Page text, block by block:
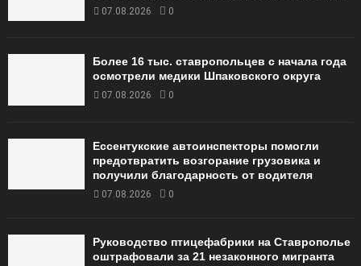
07.08.2026 0
Более 16 тыс. ставропольцев с начала года
осмотрели медики Шпаковского округа
07.08.2026 0
Ессентукские автоинспекторы помогли
предотвратить возгорание грузовика и
получили благодарность от водителя
07.08.2026 0
Руководство птицефабрики на Ставрополье
оштрафовали за 21 незаконного мигранта